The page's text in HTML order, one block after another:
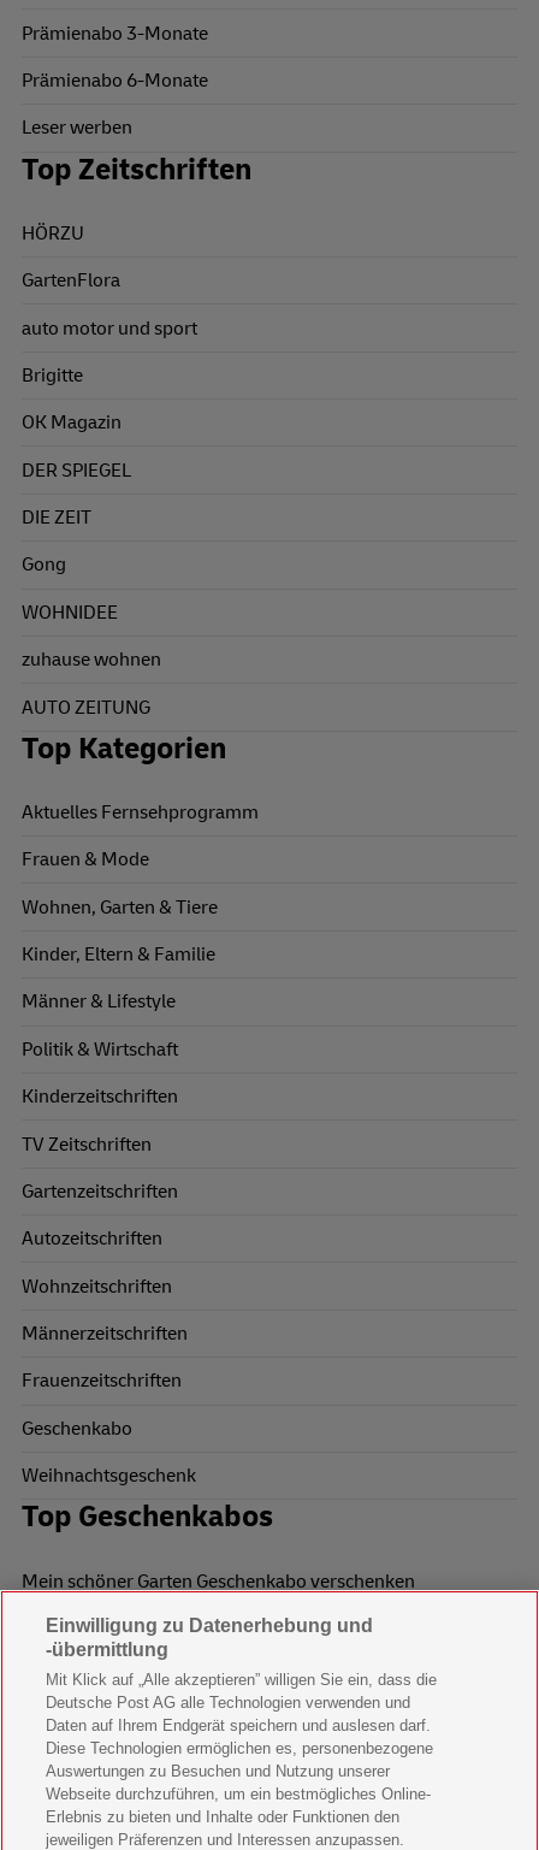
Prämienabo 3-Monate
Prämienabo 6-Monate
Leser werben
Top Zeitschriften
HÖRZU
GartenFlora
auto motor und sport
Brigitte
OK Magazin
DER SPIEGEL
DIE ZEIT
Gong
WOHNIDEE
zuhause wohnen
AUTO ZEITUNG
Top Kategorien
Aktuelles Fernsehprogramm
Frauen & Mode
Wohnen, Garten & Tiere
Kinder, Eltern & Familie
Männer & Lifestyle
Politik & Wirtschaft
Kinderzeitschriften
TV Zeitschriften
Gartenzeitschriften
Autozeitschriften
Wohnzeitschriften
Männerzeitschriften
Frauenzeitschriften
Geschenkabo
Weihnachtsgeschenk
Top Geschenkabos
Mein schöner Garten Geschenkabo verschenken
Wohnen & Garten Geschenkabo verschenken
Mein schönes Land Geschenkabo verschenken
Bild der Frau Geschenkabo verschenken
11 Freunde Geschenkabo verschenken
LEGO Ninjago Magazin Geschenkabo verschenken
Einwilligung zu Datenerhebung und
-übermittlung
Mit Klick auf „Alle akzeptieren” willigen Sie ein, dass die
Deutsche Post AG alle Technologien verwenden und
Daten auf Ihrem Endgerät speichern und auslesen darf.
Diese Technologien ermöglichen es, personenbezogene
Auswertungen zu Besuchen und Nutzung unserer
Webseite durchzuführen, um ein bestmögliches Online-
Erlebnis zu bieten und Inhalte oder Funktionen den
jeweiligen Präferenzen und Interessen anzupassen.